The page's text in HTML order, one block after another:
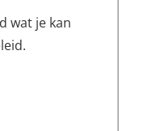
wat je kan